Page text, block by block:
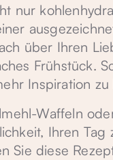
nur
über Ihren
Frühstück.
Inspiration
Waffeln
Ihren
Sie diese